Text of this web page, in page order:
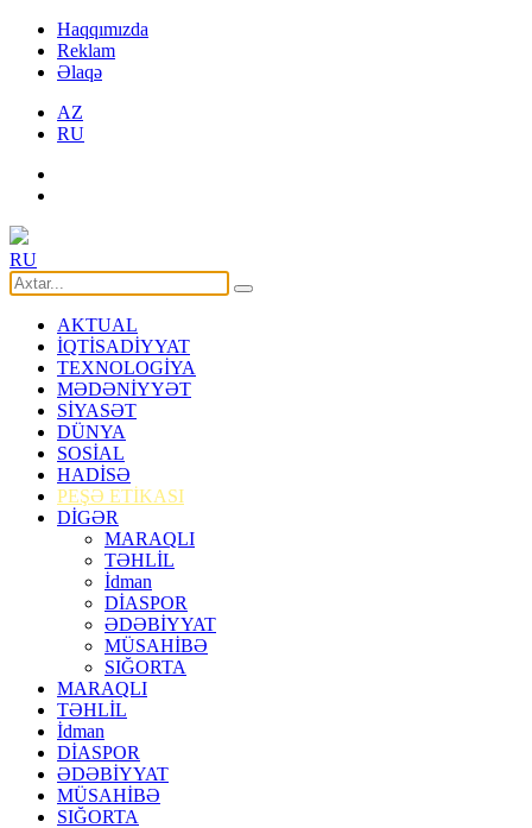
Haqqımızda
Reklam
Əlaqə
AZ
RU
RU
AKTUAL
İQTİSADİYYAT
TEXNOLOGİYA
MƏDƏNİYYƏT
SİYASƏT
DÜNYA
SOSİAL
HADİSƏ
PEŞƏ ETİKASI
DİGƏR
MARAQLI
TƏHLİL
İdman
DİASPOR
ƏDƏBİYYAT
MÜSAHİBƏ
SIĞORTA
MARAQLI
TƏHLİL
İdman
DİASPOR
ƏDƏBİYYAT
MÜSAHİBƏ
SIĞORTA